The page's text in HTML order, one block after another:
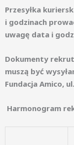
Przesyłka
i godzinach
uwagę data i
Dokumenty
muszą być
Fundacja Amico,
Harmonogram